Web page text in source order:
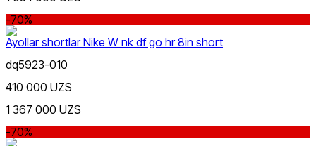
-70%
Ayollar shortlar Nike W nk df go hr 8in short
dq5923-010
410 000 UZS
1 367 000 UZS
-70%